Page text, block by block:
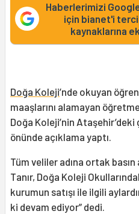
Haberlerimizi
için bianet'i
kaynaklarına
Doğa Koleji’nde okuyan
maaşlarını alamayan
Doğa Koleji’nin Ataşehir’deki
önünde açıklama yaptı.
Tüm veliler adına ortak basın
Tanır, Doğa Koleji
kurumun satışı ile ilgili
ki devam ediyor” dedi.